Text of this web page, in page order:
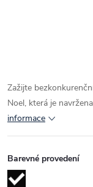
Zažijte
Noel, která je
informace
Barevné provedení